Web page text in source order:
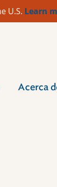
U.S. Learn
Acerca